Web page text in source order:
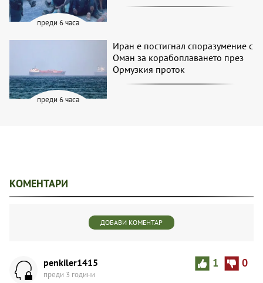
преди 6 часа
преди 6 часа
Иран е постигнал споразумение с
Оман за корабоплаването през
Ормузкия проток
КОМЕНТАРИ
ДОБАВИ КОМЕНТАР
1 0
penkiler1415
преди 3 години